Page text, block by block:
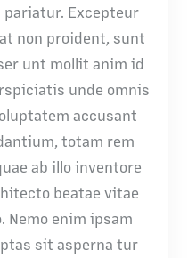
Excepteur
non proident, sunt
unt mollit anim id
unde omnis
accusant
totam rem
ab illo inventore
beatae vitae
Nemo enim ipsam
sit asperna tur